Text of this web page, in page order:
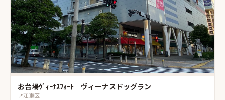
お台場ｳﾞｨｰﾅｽﾌｫｰﾄ ヴィーナスドッグラン
📍江東区